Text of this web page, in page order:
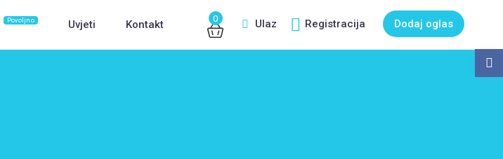
0 Ulaz Registracija Dodaj oglas
Povoljno Uvjeti Kontakt